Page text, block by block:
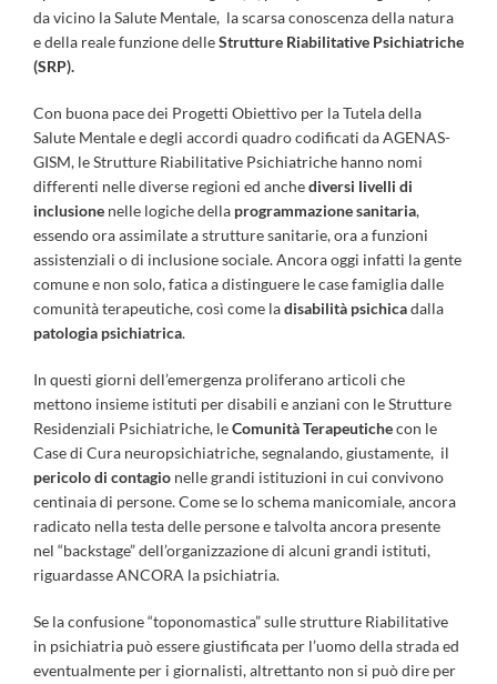
da vicino la Salute Mentale, la scarsa conoscenza della natura
e della reale funzione delleStrutture Riabilitative Psichiatriche
(SRP).
Con buona pace dei Progetti Obiettivo per la Tutela della
Salute Mentale e degli accordi quadro codificati da AGENAS-
GISM, le Strutture Riabilitative Psichiatriche hanno nomi
differenti nelle diverse regioni ed anchediversi livelli di
inclusione nelle logiche della programmazione sanitaria,
essendo ora assimilate a strutture sanitarie, ora a funzioni
assistenziali o di inclusione sociale. Ancora oggi infatti la gente
comune e non solo, fatica a distinguere le case famiglia dalle
comunità terapeutiche, così come ladisabilità psichicadalla
patologia psichiatrica.
In questi giorni dell’emergenza proliferano articoli che
mettono insieme istituti per disabili e anziani con le Strutture
Residenziali Psichiatriche, leComunitàTerapeutichecon le
Case di Cura neuropsichiatriche, segnalando, giustamente, il
pericolo di contagio nelle grandi istituzioni in cui convivono
centinaia di persone. Come se lo schema manicomiale, ancora
radicato nella testa delle persone e talvolta ancora presente
nel “backstage” dell’organizzazione di alcuni grandi istituti,
riguardasse ANCORA la psichiatria.
Se la confusione “toponomastica” sulle strutture Riabilitative
in psichiatria può essere giustificata per l’uomo della strada ed
eventualmente per i giornalisti, altrettanto non si può dire per